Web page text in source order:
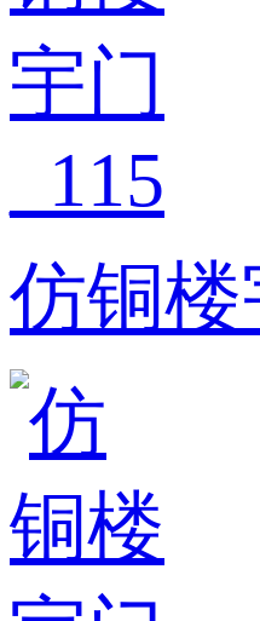
仿铜楼